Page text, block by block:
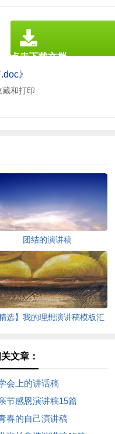
》
和打印
点击下载文档
文档为doc格式
团结的演讲稿
精选】我的理想演讲稿模板汇
文章：
会上的讲话稿
节感恩演讲稿15篇
春的自己演讲稿